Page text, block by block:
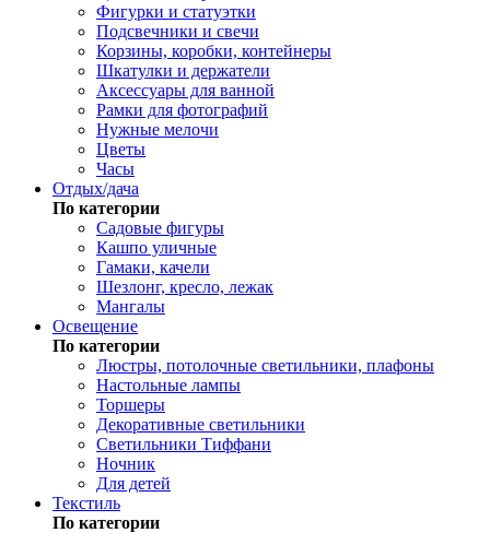
Фигурки и статуэтки
Подсвечники и свечи
Корзины, коробки, контейнеры
Шкатулки и держатели
Аксессуары для ванной
Рамки для фотографий
Нужные мелочи
Цветы
Часы
Отдых/дача
По категории
Садовые фигуры
Кашпо уличные
Гамаки, качели
Шезлонг, кресло, лежак
Мангалы
Освещение
По категории
Люстры, потолочные светильники, плафоны
Настольные лампы
Торшеры
Декоративные светильники
Светильники Тиффани
Ночник
Для детей
Текстиль
По категории